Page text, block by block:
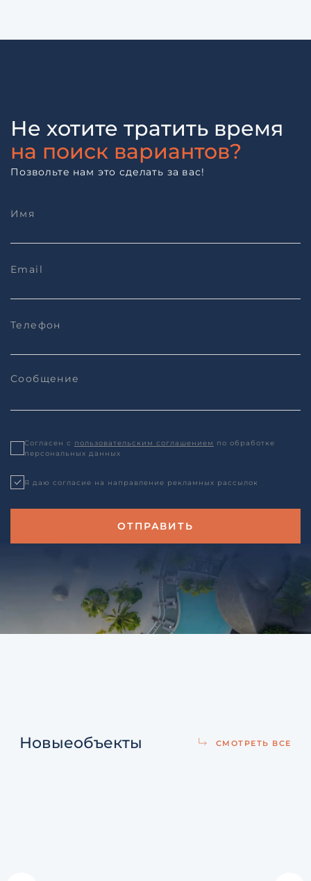
Не хотите тратить время
на поиск вариантов?
Позвольте нам это сделать за вас!
Согласен с пользовательским соглашением по обработке
персональных данных
Я даю согласие на направление рекламных рассылок
Новыеобъекты СМОТРЕТЬ ВСЕ